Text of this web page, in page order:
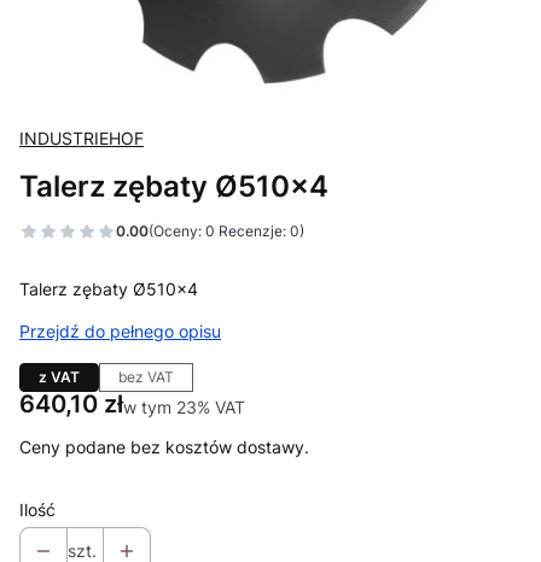
INDUSTRIEHOF
Talerz zębaty Ø510x4
0.00(Oceny: 0 Recenzje: 0)
Talerz zębaty Ø510x4
Przejdź do pełnego opisu
z VAT bez VAT
Cena
640,10 złw tym 23% VAT
w tym 23% VAT
Ceny podane bez kosztów dostawy.
Ilość
szt.